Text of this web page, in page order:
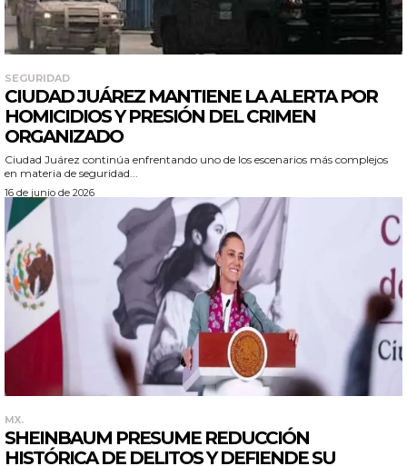
SEGURIDAD
CIUDAD JUÁREZ MANTIENE LA ALERTA POR
HOMICIDIOS Y PRESIÓN DEL CRIMEN
ORGANIZADO
Ciudad Juárez continúa enfrentando uno de los escenarios más complejos
en materia de seguridad...
16 de junio de 2026
MX.
SHEINBAUM PRESUME REDUCCIÓN
HISTÓRICA DE DELITOS Y DEFIENDE SU